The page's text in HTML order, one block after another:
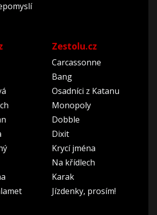
Zestolu.cz
Carcassonne
Bang
Osadníci z Katanu
Monopoly
Dobble
Dixit
Krycí jména
Na křídlech
Karak
Jízdenky, prosím!